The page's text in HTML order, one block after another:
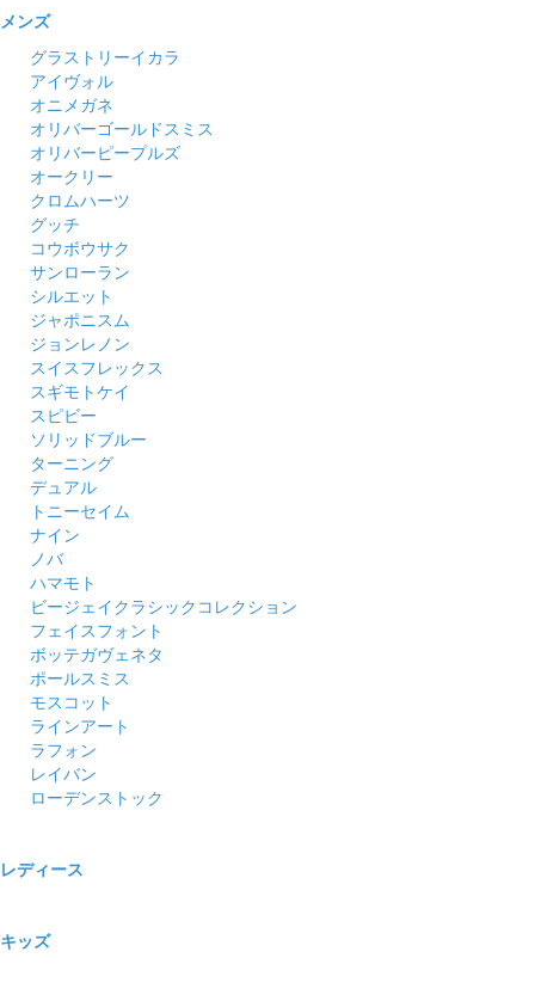
メンズ
グラストリーイカラ
アイヴォル
オニメガネ
オリバーゴールドスミス
オリバーピープルズ
オークリー
クロムハーツ
グッチ
コウボウサク
サンローラン
シルエット
ジャポニスム
ジョンレノン
スイスフレックス
スギモトケイ
スピビー
ソリッドブルー
ターニング
デュアル
トニーセイム
ナイン
ノバ
ハマモト
ビージェイクラシックコレクション
フェイスフォント
ボッテガヴェネタ
ポールスミス
モスコット
ラインアート
ラフォン
レイバン
ローデンストック
レディース
キッズ